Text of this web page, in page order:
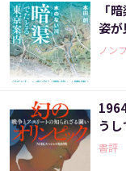
「
姿が
ノン
う
書評